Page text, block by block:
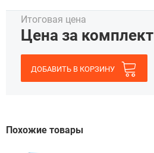
Итоговая цена
Цена за комплект
ДОБАВИТЬ В КОРЗИНУ
Похожие товары